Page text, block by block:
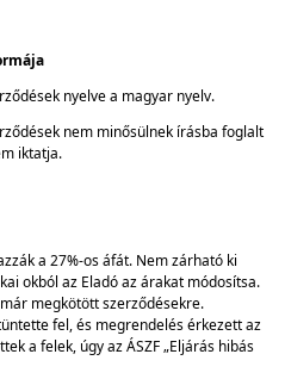
nyelve a magyar nyelv.
nem minősülnek írásba foglalt
iktatja.
a 27%-os áfát. Nem zárható ki
okból az Eladó az árakat módosítsa.
megkötött szerződésekre.
fel, és megrendelés érkezett az
a felek, úgy az ÁSZF „Eljárás hibás